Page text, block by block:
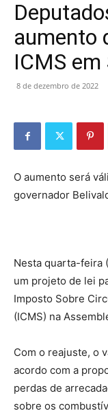
aumento
ICMS em
8 de dezembro de 2022
O aumento será
governador
Nesta quarta-feira
um projeto de lei
Imposto Sobre
(ICMS) na
Com o reajuste, o
acordo com a
perdas de
sobre os